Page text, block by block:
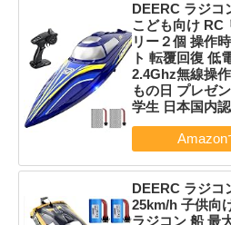
DEERC ラジコ
こども向け RC
リー２個 操作
ト 転覆回復 低
2.4Ghz無線操
もの日 プレゼ
学生 日本国内
DEERC ラジコ
25km/h 子供向
ラジコン 船 最